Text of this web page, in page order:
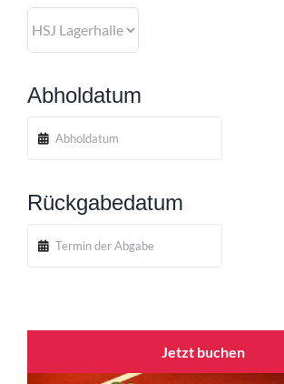
nach:
Abholdatum
Rückgabedatum
Jetzt buchen